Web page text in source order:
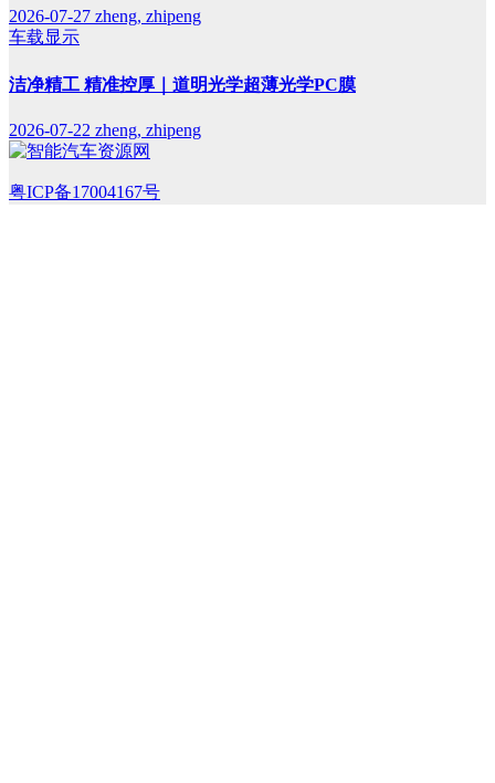
2026-07-27 zheng, zhipeng
车载显示
洁净精工 精准控厚｜道明光学超薄光学PC膜
2026-07-22 zheng, zhipeng
粤ICP备17004167号